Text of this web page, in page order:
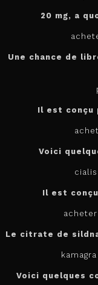
20 mg, a
Une chance de
Il est conçu
Voici
Il est
Le citrate de
Voici quelques